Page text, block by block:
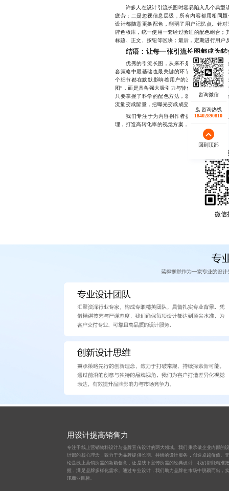
许多人在设计引流长图时容易陷入几个典型
疲劳；二是忽视信息层级，所有内容都用相同
设计都随意更换配色，削弱了用户记忆点。针
牌色板库，统一使用一套经过验证的配色组合；
标题、正文、按钮等区块；最后，定期进行用
结语：让每一张引流长图都成为
优秀的引流长图，从来不是凭感觉拼凑出来
套策略中最基础也最关键的环节。从主色调的
个细节都在默默影响着用户的决策路径。当你
图”，而是具备强大吸引力与转化能力的数字资
只要掌握了科学的配色方法，就能大幅提升内
流量变成留量，把曝光变成成交。
我们专注于为内容创作者提供高效、专业的
理，打造高转化率的视觉方案，设计中报修
微信
咨询热线
18402890810
回到顶部
用设计提高销售力
专注于线上营销物料设计与品牌宣传设计的两大领域。我们秉承做企业内部的
计部的核心理念，致力于为品牌提供长期、持续的设计服务，创造卓越价值。
论是线上营销所需的新颖创意，还是线下宣传所需的经典设计，我们都能精准
握，满足品牌多样化需求。通过专业设计，我们助力品牌在市场中脱颖而出，
现商业目标。